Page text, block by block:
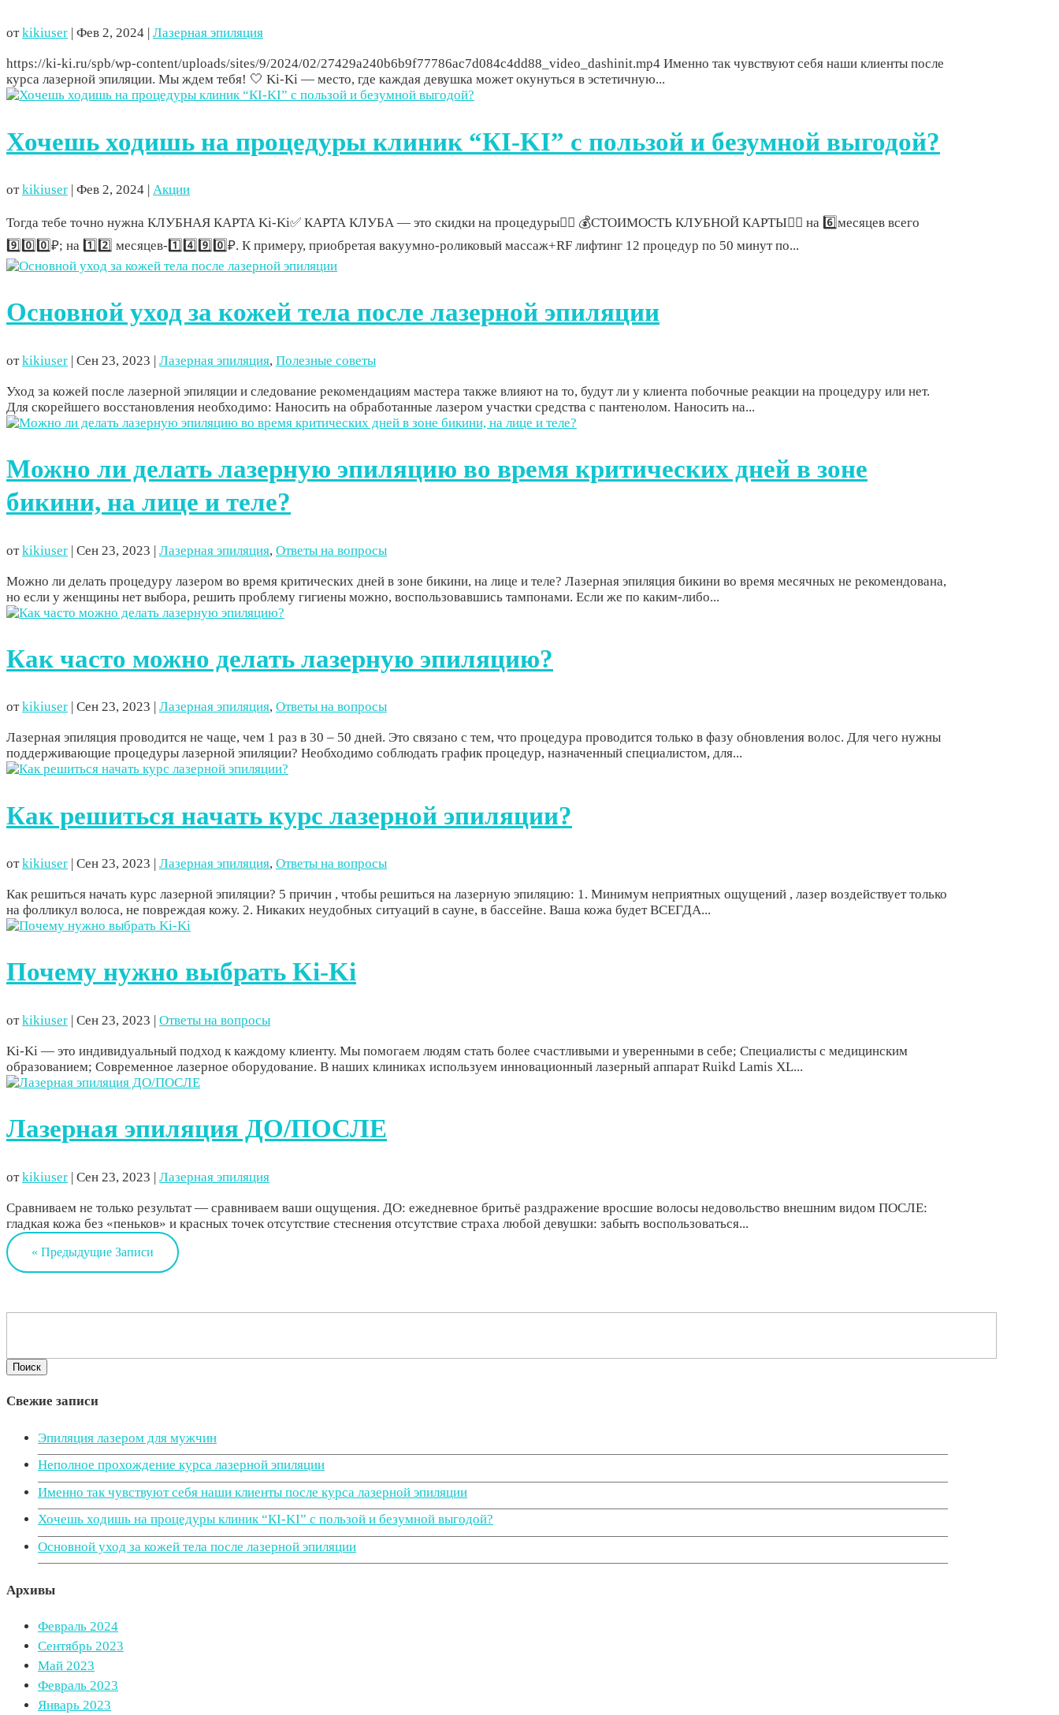
отkikiuser Фев 2, 2024 Лазерная эпиляция
https://ki-ki.ru/spb/wp-content/uploads/sites/9/2024/02/27429a240b6b9f77786ac7d084c4dd88_video_dashinit.mp4 Именно так чувствуют себя наши клиенты после
курса лазерной эпиляции. Мы ждем тебя! 🤍 Ki-Ki — место, где каждая девушка может окунуться в эстетичную...
Хочешь ходишь на процедуры клиник “КI-KI” с пользой и безумной выгодой?
отkikiuser | Фев 2, 2024 | Акции
Тогда тебе точно нужна КЛУБНАЯ КАРТА Ki-Ki✅ КАРТА КЛУБА — это скидки на процедуры👍🏻 💰СТОИМОСТЬ КЛУБНОЙ КАРТЫ👇🏻 на 6️⃣месяцев всего
9️⃣0️⃣0️⃣₽; на 1️⃣2️⃣ месяцев-1️⃣4️⃣9️⃣0️⃣₽. К примеру, приобретая вакуумно-роликовый массаж+RF лифтинг 12 процедур по 50 минут по...
Основной уход за кожей тела после лазерной эпиляции
отkikiuser | Сен 23, 2023 | Лазерная эпиляция, Полезные советы
Уход за кожей после лазерной эпиляции и следование рекомендациям мастера также влияют на то, будут ли у клиента побочные реакции на процедуру или нет.
Для скорейшего восстановления необходимо: Наносить на обработанные лазером участки средства с пантенолом. Наносить на...
Можно ли делать лазерную эпиляцию во время критических дней в зоне
бикини, на лице и теле?
отkikiuser | Сен 23, 2023 | Лазерная эпиляция, Ответы на вопросы
Можно ли делать процедуру лазером во время критических дней в зоне бикини, на лице и теле? Лазерная эпиляция бикини во время месячных не рекомендована,
но если у женщины нет выбора, решить проблему гигиены можно, воспользовавшись тампонами. Если же по каким-либо...
Как часто можно делать лазерную эпиляцию?
отkikiuser Сен 23, 2023 Лазерная эпиляция, Ответы на вопросы
Лазерная эпиляция проводится не чаще, чем 1 раз в 30 – 50 дней. Это связано с тем, что процедура проводится только в фазу обновления волос. Для чего нужны
поддерживающие процедуры лазерной эпиляции? Необходимо соблюдать график процедур, назначенный специалистом, для...
Как решиться начать курс лазерной эпиляции?
отkikiuser | Сен 23, 2023 | Лазерная эпиляция, Ответы на вопросы
Как решиться начать курс лазерной эпиляции? 5 причин , чтобы решиться на лазерную эпиляцию: 1. Минимум неприятных ощущений , лазер воздействует только
на фолликул волоса, не повреждая кожу. 2. Никаких неудобных ситуаций в сауне, в бассейне. Ваша кожа будет ВСЕГДА...
Почему нужно выбрать Ki‑Ki
отkikiuser | Сен 23, 2023 | Ответы на вопросы
Ki-Ki — это индивидуальный подход к каждому клиенту. Мы помогаем людям стать более счастливыми и уверенными в себе; Специалисты с медицинским
образованием; Современное лазерное оборудование. В наших клиниках используем инновационный лазерный аппарат Ruikd Lamis XL...
Лазерная эпиляция ДО/ПОСЛЕ
отkikiuser | Сен 23, 2023 | Лазерная эпиляция
Сравниваем не только результат — сравниваем ваши ощущения. ДО: ежедневное бритьё раздражение вросшие волосы недовольство внешним видом ПОСЛЕ:
гладкая кожа без «пеньков» и красных точек отсутствие стеснения отсутствие страха любой девушки: забыть воспользоваться...
« Предыдущие Записи
Свежие записи
Эпиляция лазером для мужчин
Неполное прохождение курса лазерной эпиляции
Именно так чувствуют себя наши клиенты после курса лазерной эпиляции
Хочешь ходишь на процедуры клиник “КI-KI” с пользой и безумной выгодой?
Основной уход за кожей тела после лазерной эпиляции
Архивы
Февраль 2024
Сентябрь 2023
Май 2023
Февраль 2023
Январь 2023